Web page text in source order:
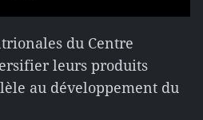
du Centre
leurs produits
au développement du